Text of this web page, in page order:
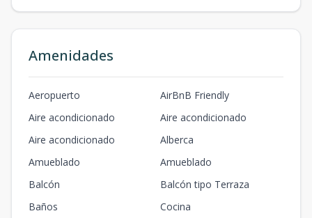
Amenidades
Aeropuerto
AirBnB Friendly
Aire acondicionado
Aire acondicionado
Aire acondicionado
Alberca
Amueblado
Amueblado
Balcón
Balcón tipo Terraza
Baños
Cocina